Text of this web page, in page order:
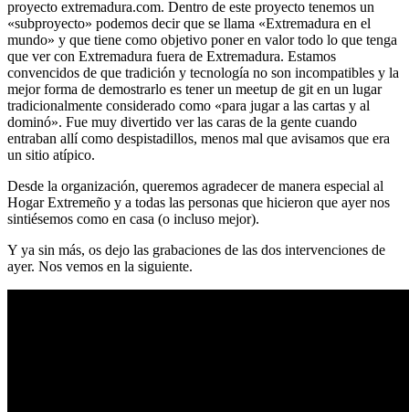
proyecto extremadura.com. Dentro de este proyecto tenemos un
«subproyecto» podemos decir que se llama «Extremadura en el
mundo» y que tiene como objetivo poner en valor todo lo que tenga
que ver con Extremadura fuera de Extremadura. Estamos
convencidos de que tradición y tecnología no son incompatibles y la
mejor forma de demostrarlo es tener un meetup de git en un lugar
tradicionalmente considerado como «para jugar a las cartas y al
dominó». Fue muy divertido ver las caras de la gente cuando
entraban allí como despistadillos, menos mal que avisamos que era
un sitio atípico.
Desde la organización, queremos agradecer de manera especial al
Hogar Extremeño y a todas las personas que hicieron que ayer nos
sintiésemos como en casa (o incluso mejor).
Y ya sin más, os dejo las grabaciones de las dos intervenciones de
ayer. Nos vemos en la siguiente.